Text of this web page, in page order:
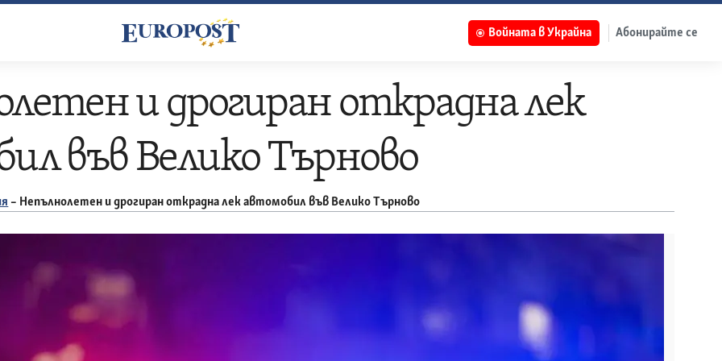
Войната в Украйна Абонирайте се
и дрогиран открадна лек
във Велико Търново
– Непълнолетен и дрогиран открадна лек автомобил във Велико Търново